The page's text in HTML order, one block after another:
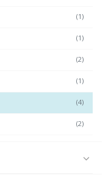
(1)
(1)
(2)
(1)
(4)
(2)